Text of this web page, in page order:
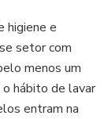
higiene e
setor com
menos um
hábito de lavar
entram na